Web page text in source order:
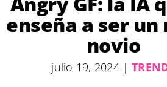
enseña a ser
novio
julio 19, 2024 |